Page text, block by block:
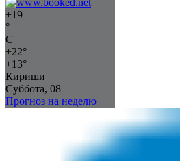
+19
°
C
+22°
+13°
Кириши
Суббота, 08
Прогноз на неделю